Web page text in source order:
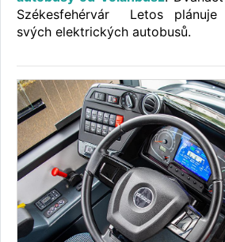
Székesfehérvár Letos plánuje
svých elektrických autobusů.